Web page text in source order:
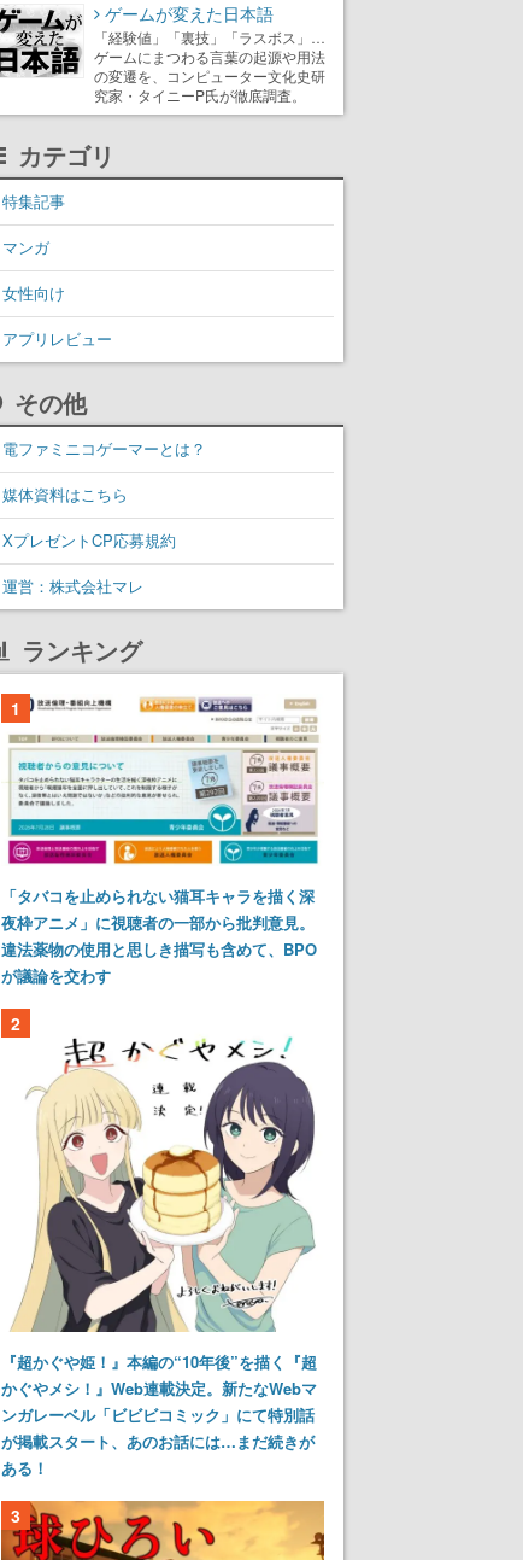
ゲームが変えた日本語
「経験値」「裏技」「ラスボス」…
ゲームにまつわる言葉の起源や用法
の変遷を、コンピューター文化史研
究家・タイニーP氏が徹底調査。
カテゴリ
特集記事
マンガ
女性向け
アプリレビュー
その他
電ファミニコゲーマーとは？
媒体資料はこちら
XプレゼントCP応募規約
運営：株式会社マレ
ランキング
1
「タバコを止められない猫耳キャラを描く深
夜枠アニメ」に視聴者の一部から批判意見。
違法薬物の使用と思しき描写も含めて、BPO
が議論を交わす
2
『超かぐや姫！』本編の“10年後”を描く『超
かぐやメシ！』Web連載決定。新たなWebマ
ンガレーベル「ビビビコミック」にて特別話
が掲載スタート、あのお話には…まだ続きが
ある！
3